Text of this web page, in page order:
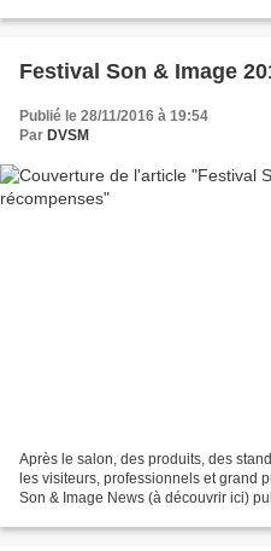
Festival Son & Image
Publié le 28/11/2016 à 19:54
Par DVSM
Après le salon, des produits, des
les visiteurs, professionnels et grand
Son & Image News (à découvrir ici)